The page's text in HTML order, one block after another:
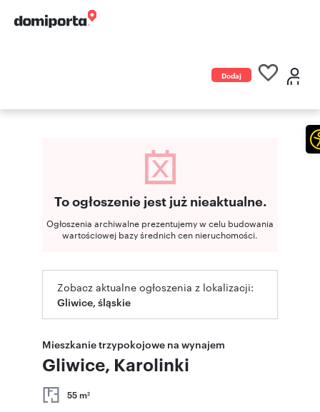
Dodaj
To ogłoszenie jest już nieaktualne.
Ogłoszenia archiwalne prezentujemy w celu budowania
wartościowej bazy średnich cen nieruchomości.
Zobacz aktualne ogłoszenia z lokalizacji:
Gliwice, śląskie
Mieszkanie trzypokojowe na wynajem
Gliwice, Karolinki
55 m2